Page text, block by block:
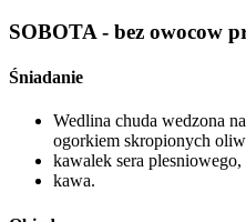
SOBOTA - bez owocow
Śniadanie
Wedlina chuda wedzona
ogorkiem skropionych
kawalek sera plesniowego,
kawa.